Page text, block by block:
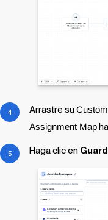
Arrastre su
Assignment Map
Haga clic en